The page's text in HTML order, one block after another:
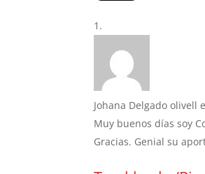
Johana Delgado olivell
Muy buenos días soy
Gracias. Genial su